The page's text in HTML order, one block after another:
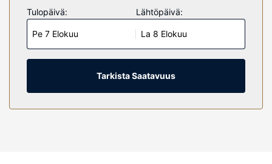
Kaikissa 99 huoneessa on ilmastointi ja LCD-televisio.
Varusteluun kuuluu pillowtop-patjallinen sänky.
Mukavuuksiin kuuluu satelliittikanavat sekä ilmainen
langaton internetyhteys. Huoneissa on oma kylpyhuone, ja
sen varusteluun kuuluu suihku, sadesuihkupää ja
Kiinteistön miellyttävyys
Seuraavat palvelut ovat saatavilla: ympäri vuorokauden
Tulopäivä:
Pe 7 Elokuu
Lähtöpäivä:
La 8 Elokuu
Tarkista Saatavuus